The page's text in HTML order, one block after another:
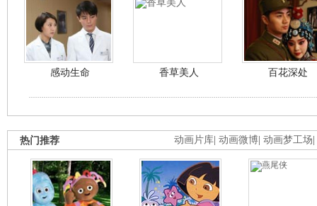
感动生命 香草美人 百花深处
动画片库 动画微博 动画梦工场
热门推荐